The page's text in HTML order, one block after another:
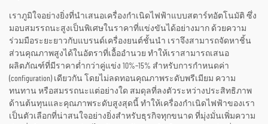
เราภูมิใจอย่างยิ่งที่นำเสนอเครื่องกำเนิดไฟฟ้าแบบสตาร์ทอัตโนมัติ ซึ่ง
มอบสมรรถนะสูงเป็นพิเศษในราคาที่แข่งขันได้อย่างมาก ด้วยความ
ร่วมมือระยะยาวกับแบรนด์เครื่องยนต์ชั้นนำ เราจึงสามารถจัดหาชิ้น
ส่วนคุณภาพสูงได้ในอัตราที่เอื้ออำนวย ทำให้เราสามารถเสนอ
ผลิตภัณฑ์ที่มีราคาต่ำกว่าคู่แข่ง 10%–15% สำหรับการกำหนดค่า
(configuration) เดียวกัน โดยไม่ลดทอนคุณภาพระดับพรีเมียม ความ
ทนทาน หรือสมรรถนะแต่อย่างใด สมดุลที่ลงตัวระหว่างประสิทธิภาพ
ด้านต้นทุนและคุณภาพระดับสูงสุดนี้ ทำให้เครื่องกำเนิดไฟฟ้าของเรา
เป็นตัวเลือกที่น่าสนใจอย่างยิ่งสำหรับธุรกิจทุกขนาด ที่มุ่งมั่นเพิ่มความ